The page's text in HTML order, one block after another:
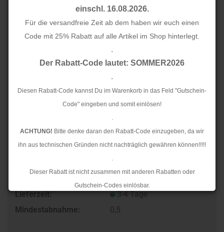
einschl. 16.08.2026.
Für die versandfreie Zeit ab dem haben wir euch einen
Code mit 25% Rabatt auf alle Artikel im Shop hinterlegt.
.
Der Rabatt-Code lautet: SOMMER2026
.
Diesen Rabatt-Code kannst Du im Warenkorb in das Feld "Gutschein-
Code" eingeben und somit einlösen!
.
ACHTUNG! Bitte denke daran den Rabatt-Code einzugeben, da wir
ihn aus technischen Gründen nicht nachträglich gewähren können!!!!!
.
Dieser Rabatt ist nicht zusammen mit anderen Rabatten oder
Gutschein-Codes einlösbar.
.
Ab dem 17.08.2026 versenden wir wieder wie gewohnt. Aufgrund des
Lieferzeit:
3-4 Tage
Mindestabnahme:
0,5